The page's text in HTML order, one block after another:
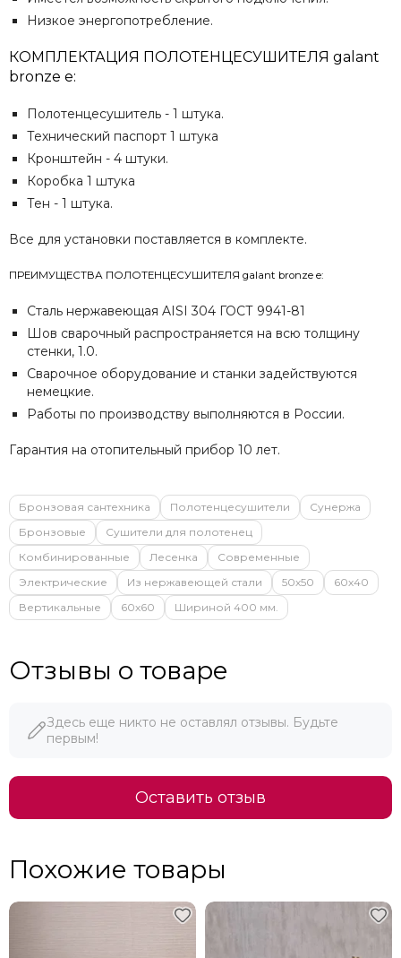
Низкое энергопотребление.
КОМПЛЕКТАЦИЯ ПОЛОТЕНЦЕСУШИТЕЛЯ galant
bronze e:
Полотенцесушитель - 1 штука.
Технический паспорт 1 штука
Кронштейн - 4 штуки.
Коробка 1 штука
Тен - 1 штука.
Все для установки поставляется в комплекте.
ПРЕИМУЩЕСТВА ПОЛОТЕНЦЕСУШИТЕЛЯ galant bronze e:
Сталь нержавеющая AISI 304 ГОСТ 9941-81
Шов сварочный распространяется на всю толщину
стенки, 1.0.
Сварочное оборудование и станки задействуются
немецкие.
Работы по производству выполняются в России.
Гарантия на отопительный прибор 10 лет.
Бронзовая сантехника Полотенцесушители
Сунержа
Бронзовые
Сушители для полотенец
Комбинированные
Лесенка
Современные
Электрические
Из нержавеющей стали 50х50
60х40
Вертикальные
60х60 Шириной 400 мм.
Отзывы о товаре
Здесь еще никто не оставлял отзывы. Будьте
первым!
Оставить отзыв
Похожие товары